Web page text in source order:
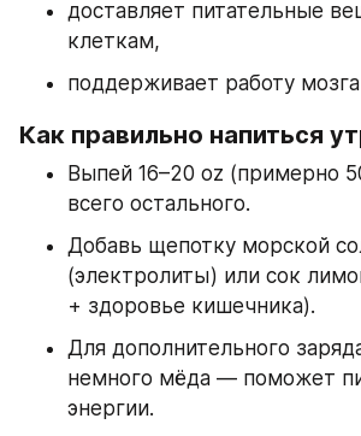
доставляет питательные
клеткам,
поддерживает работу
Как правильно напиться
Выпей 16–20 oz (примерно
всего остального.
Добавь щепотку морской
(электролиты) или сок
+ здоровье кишечника).
Для дополнительного
немного мёда — поможет
энергии.